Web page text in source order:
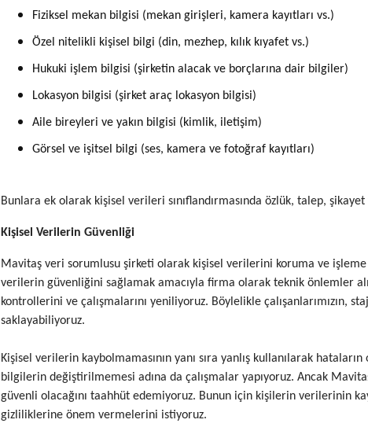
Fiziksel mekan bilgisi (mekan girişleri, kamera kayıtları vs.)
Özel nitelikli kişisel bilgi (din, mezhep, kılık kıyafet vs.)
Hukuki işlem bilgisi (şirketin alacak ve borçlarına dair bilgiler)
Lokasyon bilgisi (şirket araç lokasyon bilgisi)
Aile bireyleri ve yakın bilgisi (kimlik, iletişim)
Görsel ve işitsel bilgi (ses, kamera ve fotoğraf kayıtları)
Bunlara ek olarak kişisel verileri sınıflandırmasında özlük, talep,
Kişisel Verilerin Güvenliği
Mavitaş veri sorumlusu şirketi olarak kişisel verilerini koruma ve
verilerin güvenliğini sağlamak amacıyla firma olarak teknik önlemler
kontrollerini ve çalışmalarını yeniliyoruz. Böylelikle çalışanlarımızın,
saklayabiliyoruz.
Kişisel verilerin kaybolmamasının yanı sıra yanlış kullanılarak
bilgilerin değiştirilmemesi adına da çalışmalar yapıyoruz. Ancak
güvenli olacağını taahhüt edemiyoruz. Bunun için kişilerin verilerinin
gizliliklerine önem vermelerini istiyoruz.